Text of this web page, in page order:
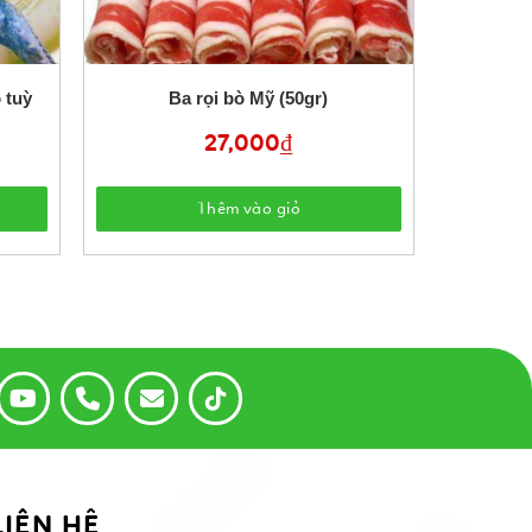
tuỳ Ba rọi bò Mỹ (50gr)
27,000₫
Thêm vào giỏ
HỆ